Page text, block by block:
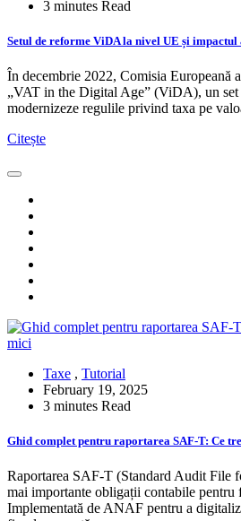
3 minutes Read
Setul de reforme ViDA la nivel UE și
În decembrie 2022, Comisia Europeană
„VAT in the Digital Age” (ViDA), un set
modernizeze regulile privind taxa pe
Citește
Taxe , Tutorial
February 19, 2025
3 minutes Read
Ghid complet pentru raportarea SAF-T: Ce
Raportarea SAF-T (Standard Audit File
mai importante obligații contabile pentru
Implementată de ANAF pentru a